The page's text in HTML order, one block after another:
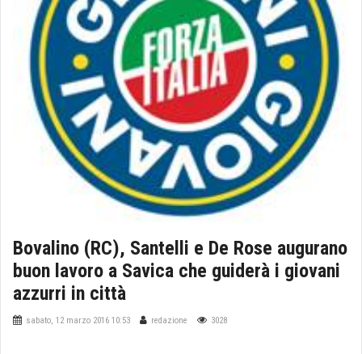
Bovalino (RC), Santelli e De Rose augurano
buon lavoro a Savica che guiderà i giovani
azzurri in città
sabato, 12 marzo 2016 10:53 redazione 3028